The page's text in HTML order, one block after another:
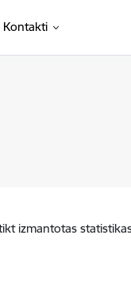
Kontakti
izmantotas